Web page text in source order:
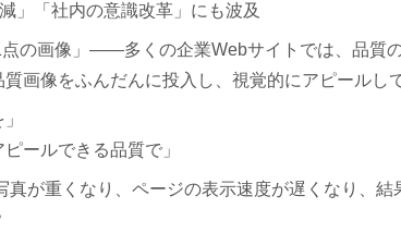
」「社内の意識改革」にも波及
点の画像」――多くの企業Webサイトでは、品質
画像をふんだんに投入し、視覚的にアピールし
ールできる品質で」
真が重くなり、ページの表示速度が遅くなり、